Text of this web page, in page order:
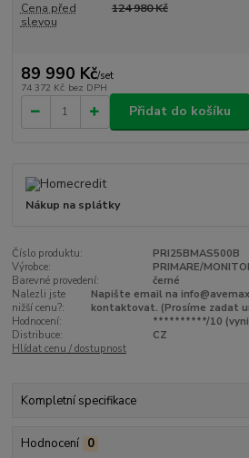
Cena před
slevou
124 980 Kč
89 990 Kč/set
74 372 Kč bez DPH
Přidat do košíku
Nákup na splátky
Číslo produktu:
PRI25BMAS500B
Výrobce:
PRIMARE/
Barevné provedení:
černé
Nalezli jste
nižší cenu?:
Napište email na
kontaktovat. (Prosíme zadat
Hodnocení:
**********/10
Distribuce:
CZ
Hlídat cenu / dostupnost
Kompletní specifikace
Hodnocení 0